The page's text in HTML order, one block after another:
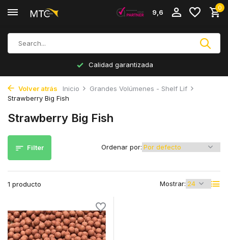
9,6
0
Calidad garantizada
Volver atrás Inicio
Grandes Volúmenes - Shelf Lif
Strawberry Big Fish
Strawberry Big Fish
Filter
1 producto Mostrar:
Ordenar por: